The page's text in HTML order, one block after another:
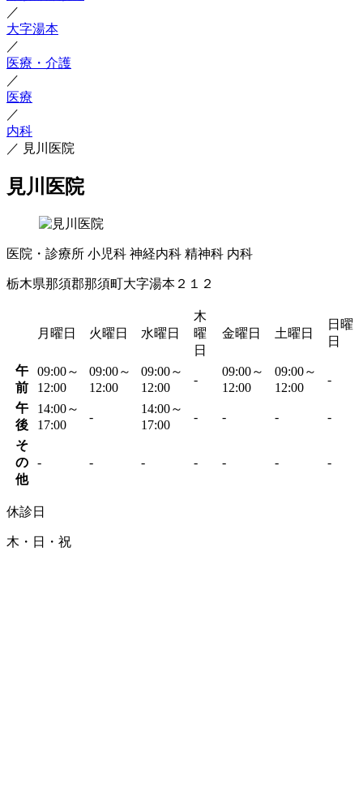
／
大字湯本
／
医療・介護
／
医療
／
内科
／ 見川医院
見川医院
医院・診療所 小児科 神経内科 精神科 内科
栃木県那須郡那須町大字湯本２１２
月曜日 火曜日 水曜日
木
曜
日
金曜日 土曜日
日曜
日
午
前
09:00～
12:00
09:00～
12:00
09:00～
12:00
-
09:00～
12:00
09:00～
12:00
-
午
後
14:00～
17:00
-
14:00～
17:00
- - - -
そ
の
他
- - - - - - -
休診日
木・日・祝